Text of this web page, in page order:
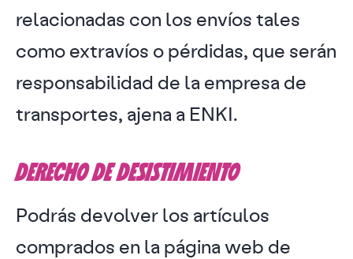
relacionadas con los envíos tales
como extravíos o pérdidas, que serán
responsabilidad de la empresa de
transportes, ajena a ENKI.
DERECHO DE DESISTIMIENTO
Podrás devolver los artículos
comprados en la página web de